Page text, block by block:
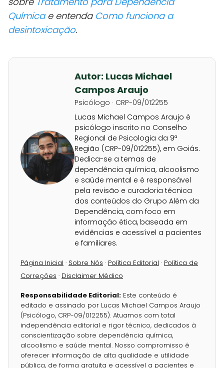
Químicae entenda Como funciona a
desintoxicação.
Autor: Lucas Michael
Campos Araujo
Psicólogo · CRP-09/012255
Lucas Michael Campos Araujo é
psicólogo inscrito no Conselho
Regional de Psicologia da 9ª
Região (CRP-09/012255), em Goiás.
Dedica-se a temas de
dependência química, alcoolismo
e saúde mental e é responsável
pela revisão e curadoria técnica
dos conteúdos do Grupo Além da
Dependência, com foco em
informação ética, baseada em
evidências e acessível a pacientes
e familiares.
Página Inicial · Sobre Nós · Política Editorial · Política de
Correções · Disclaimer Médico
Responsabilidade Editorial: Este conteúdo é
editado e assinado por Lucas Michael Campos Araujo
(Psicólogo, CRP-09/012255). Atuamos com total
independência editorial e rigor técnico, dedicados à
conscientização sobre dependência química,
alcoolismo e saúde mental. Nosso compromisso é
oferecer informação de alta qualidade e utilidade
pública, de forma gratuita e acessível a pacientes e